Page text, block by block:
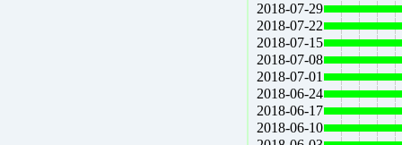
2018-07-29
2018-07-22
2018-07-15
2018-07-08
2018-07-01
2018-06-24
2018-06-17
2018-06-10